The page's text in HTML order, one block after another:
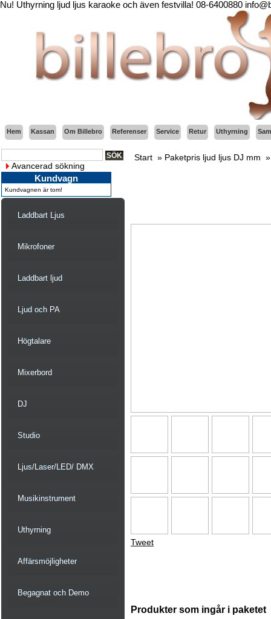
Nu! Uthyrning ljud ljus karaoke och även festvilla! 08-6400880
Hem Kassan Om Billebro Referenser Service Retur Uthyrning
Avancerad sökning
Kundvagn
Kundvagnen är tom!
Laddbart Ljus
Mikrofoner
Laddbart ljud
Ljud och PA
Högtalare
Mixerbord
DJ
Studio
Ljus/Laser/LED/ DMX
Musikinstrument
Uthyrning
Affärsmöjligheter
Begagnat och Demo
Start » Paketpris ljud ljus DJ mm
Tweet
Produkter som ingår i paketet